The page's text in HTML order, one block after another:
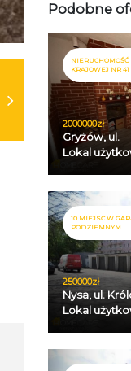
Podobne
KRAJOWEJ NR
2000000zł
Gryżów, ul.
Lokal
10 MIEJSC W
PODZIEMNYM
250000zł
Nysa, ul.
Lokal